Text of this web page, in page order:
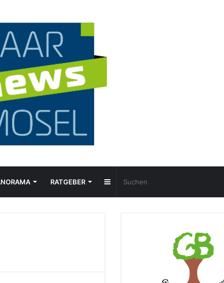
RATGEBER Sidebar